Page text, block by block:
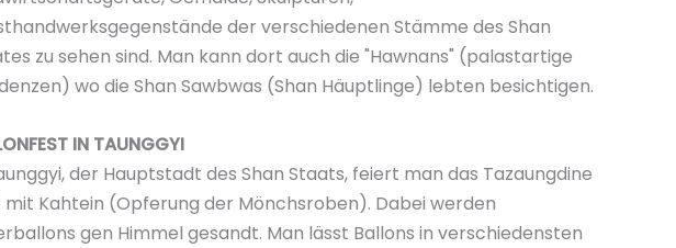
der verschiedenen Stämme des Shan
zu sehen sind. Man kann dort auch die "Hawnans" (palastartige
wo die Shan Sawbwas (Shan Häuptlinge) lebten besichtigen.
IN TAUNGGYI
der Hauptstadt des Shan Staats, feiert man das Tazaungdine
mit Kahtein (Opferung der Mönchsroben). Dabei werden
gen Himmel gesandt. Man lässt Ballons in verschiedensten